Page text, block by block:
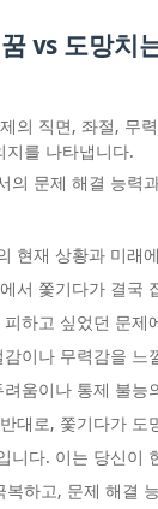
vs 도망치
의 직면, 좌절, 무
지를 나타냅니다.
의 문제 해결 능력
현재 상황과 미래
서 쫓기다가 결국
하고 싶었던 문제
이나 무력감을 느
움이나 통제 불능
대로, 쫓기다가 도
니다. 이는 당신이
하고, 문제 해결